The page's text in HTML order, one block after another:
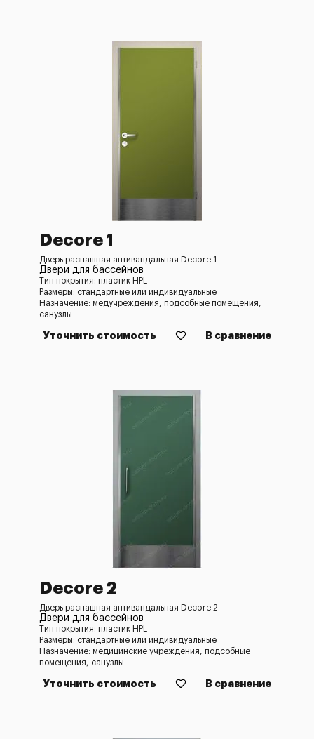
Decore 1
Дверь распашная антивандальная Decore 1
Двери для бассейнов
Тип покрытия: пластик HPL
Размеры: стандартные или индивидуальные
Назначение: медучреждения, подсобные помещения,
санузлы
Уточнить стоимость В сравнение
Decore 2
Дверь распашная антивандальная Decore 2
Двери для бассейнов
Тип покрытия: пластик HPL
Размеры: стандартные или индивидуальные
Назначение: медицинские учреждения, подсобные
помещения, санузлы
Уточнить стоимость В сравнение